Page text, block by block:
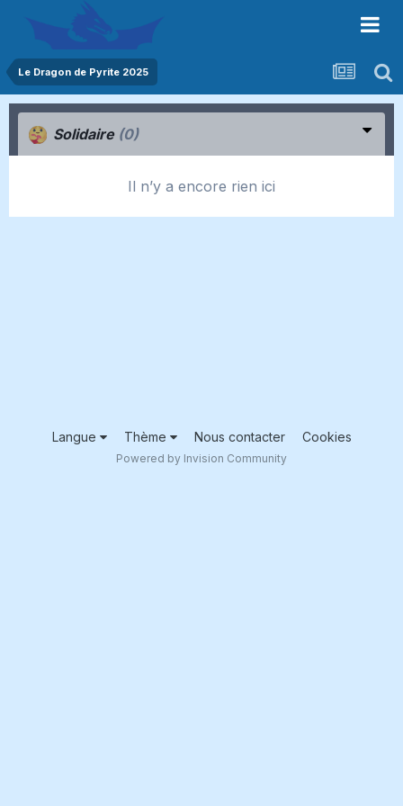
Le Dragon de Pyrite 2025
Solidaire (0)
Il n’y a encore rien ici
Langue Thème Nous contacter Cookies
Powered by Invision Community